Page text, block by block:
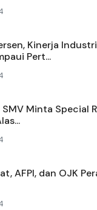
Kinerja Industri
Pert...
Minta Special
AFPI, dan OJK